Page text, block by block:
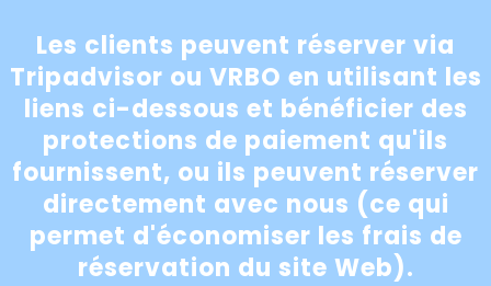
Les clients peuvent réserver via
Tripadvisor ou VRBO en utilisant les
liens ci-dessous et bénéficier des
protections de paiement qu'ils
fournissent, ou ils peuvent réserver
directement avec nous (ce qui
permet d'économiser les frais de
réservation du site Web).